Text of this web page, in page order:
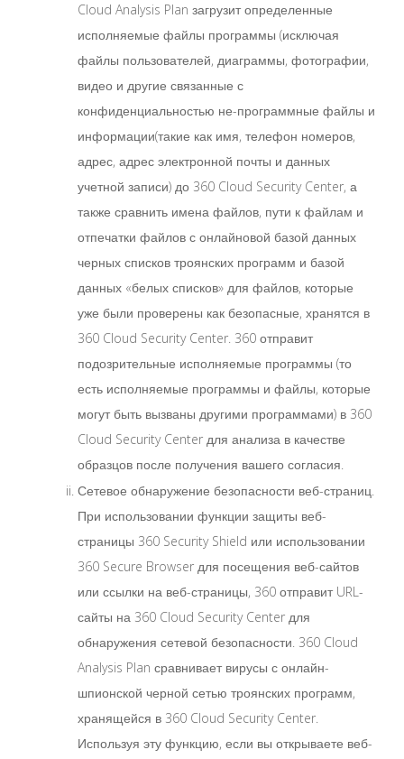
Cloud Analysis Plan загрузит определенные
исполняемые файлы программы (исключая
файлы пользователей, диаграммы, фотографии,
видео и другие связанные с
конфиденциальностью не-программные файлы и
информации(такие как имя, телефон номеров,
адрес, адрес электронной почты и данных
учетной записи) до 360 Cloud Security Center, а
также сравнить имена файлов, пути к файлам и
отпечатки файлов с онлайновой базой данных
черных списков троянских программ и базой
данных «белых списков» для файлов, которые
уже были проверены как безопасные, хранятся в
360 Cloud Security Center. 360 отправит
подозрительные исполняемые программы (то
есть исполняемые программы и файлы, которые
могут быть вызваны другими программами) в 360
Cloud Security Center для анализа в качестве
образцов после получения вашего согласия.
Сетевое обнаружение безопасности веб-страниц.
При использовании функции защиты веб-
страницы 360 Security Shield или использовании
360 Secure Browser для посещения веб-сайтов
или ссылки на веб-страницы, 360 отправит URL-
сайты на 360 Cloud Security Center для
обнаружения сетевой безопасности. 360 Cloud
Analysis Plan сравнивает вирусы с онлайн-
шпионской черной сетью троянских программ,
хранящейся в 360 Cloud Security Center.
Используя эту функцию, если вы открываете веб-